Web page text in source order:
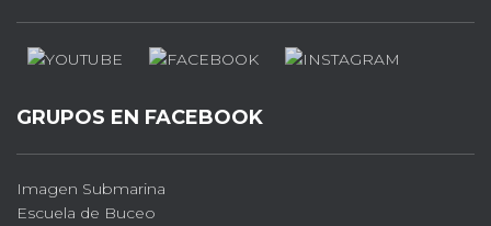
GRUPOS EN FACEBOOK
Imagen Submarina
Escuela de Buceo